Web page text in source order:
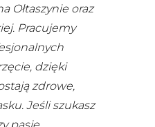
Ołtaszynie oraz
Pracujemy
dzięki
zdrowe,
Jeśli szukasz